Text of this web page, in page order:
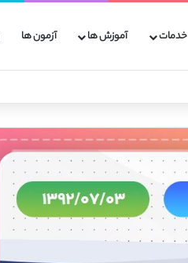
خدمات آموزش ها آزمون ها